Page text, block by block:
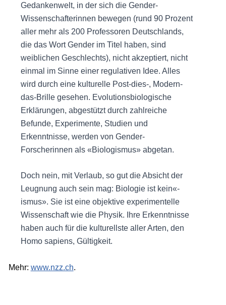
Gedankenwelt, in der sich die Gender-
Wissenschafterinnen bewegen (rund 90 Prozent
aller mehr als 200 Professoren Deutschlands,
die das Wort Gender im Titel haben, sind
weiblichen Geschlechts), nicht akzeptiert, nicht
einmal im Sinne einer regulativen Idee. Alles
wird durch eine kulturelle Post-dies-, Modern-
das-Brille gesehen. Evolutionsbiologische
Erklärungen, abgestützt durch zahlreiche
Befunde, Experimente, Studien und
Erkenntnisse, werden von Gender-
Forscherinnen als «Biologismus» abgetan.
Doch nein, mit Verlaub, so gut die Absicht der
Leugnung auch sein mag: Biologie ist kein«-
ismus». Sie ist eine objektive experimentelle
Wissenschaft wie die Physik. Ihre Erkenntnisse
haben auch für die kulturellste aller Arten, den
Homo sapiens, Gültigkeit.
Mehr: www.nzz.ch.